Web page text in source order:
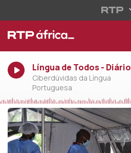
Língua de Todos - Diário
Ciberdúvidas da Língua
Portuguesa